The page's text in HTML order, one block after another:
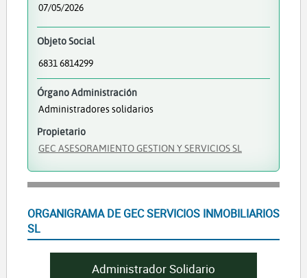
07/05/2026
Objeto Social
6831 6814299
Órgano Administración
Administradores solidarios
Propietario
GEC ASESORAMIENTO GESTION Y SERVICIOS SL
ORGANIGRAMA DE GEC SERVICIOS INMOBILIARIOS
SL
Administrador Solidario